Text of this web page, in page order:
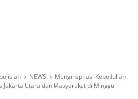
NEWS
Menginspirasi Kepedulian
Jakarta Utara dan Masyarakat di Minggu